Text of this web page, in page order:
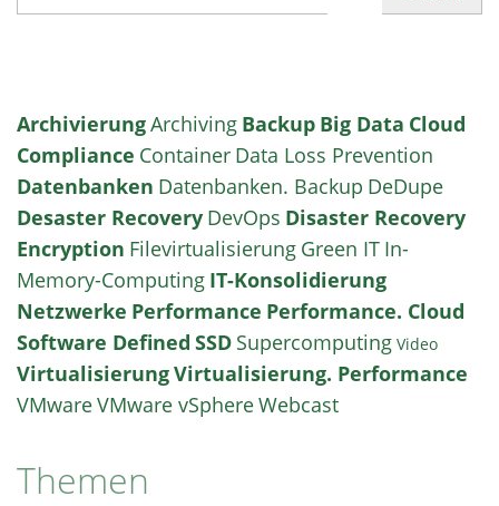
ArchivierungArchiving Backup Big Data Cloud
Compliance Container Data Loss Prevention
Datenbanken Datenbanken. Backup DeDupe
Desaster Recovery DevOps Disaster Recovery
Encryption Filevirtualisierung Green IT In-
Memory-Computing IT-Konsolidierung
Netzwerke Performance Performance. Cloud
Software Defined SSD Supercomputing Video
VirtualisierungVirtualisierung. Performance
VMwareVMware vSphereWebcast
Themen